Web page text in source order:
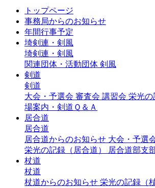
トップページ
事務局からのお知らせ
年間行事予定
埼剣連・剣風
埼剣連・剣風
関連団体・活動団体 剣風
剣道
剣道
大会・予選会 審査会 講習会 栄光の
場案内・剣道Ｑ＆Ａ
居合道
居合道
居合道からのお知らせ 大会・予選
栄光の記録（居合道）
居合道部支
杖道
杖道
杖道からのお知らせ 栄光の記録（